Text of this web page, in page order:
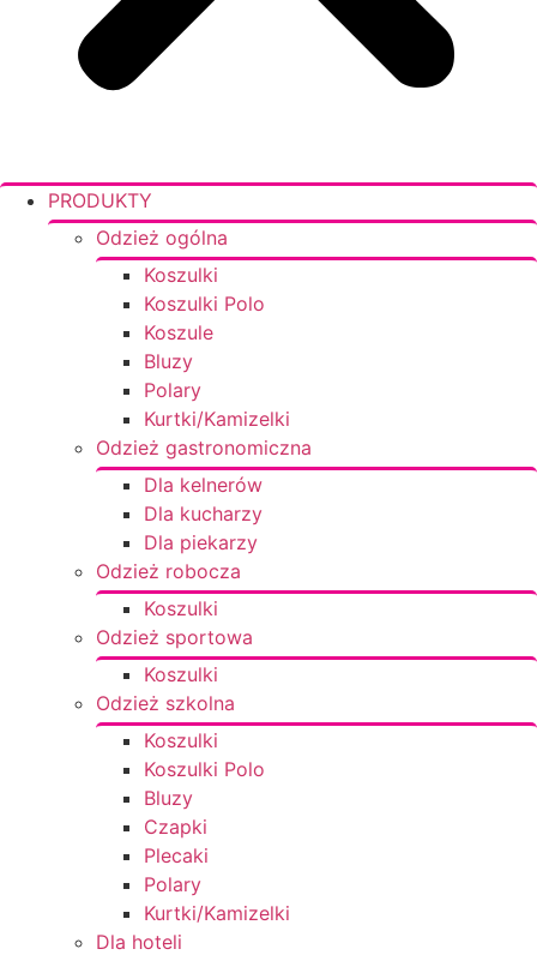
PRODUKTY
Odzież ogólna
Koszulki
Koszulki Polo
Koszule
Bluzy
Polary
Kurtki/Kamizelki
Odzież gastronomiczna
Dla kelnerów
Dla kucharzy
Dla piekarzy
Odzież robocza
Koszulki
Odzież sportowa
Koszulki
Odzież szkolna
Koszulki
Koszulki Polo
Bluzy
Czapki
Plecaki
Polary
Kurtki/Kamizelki
Dla hoteli